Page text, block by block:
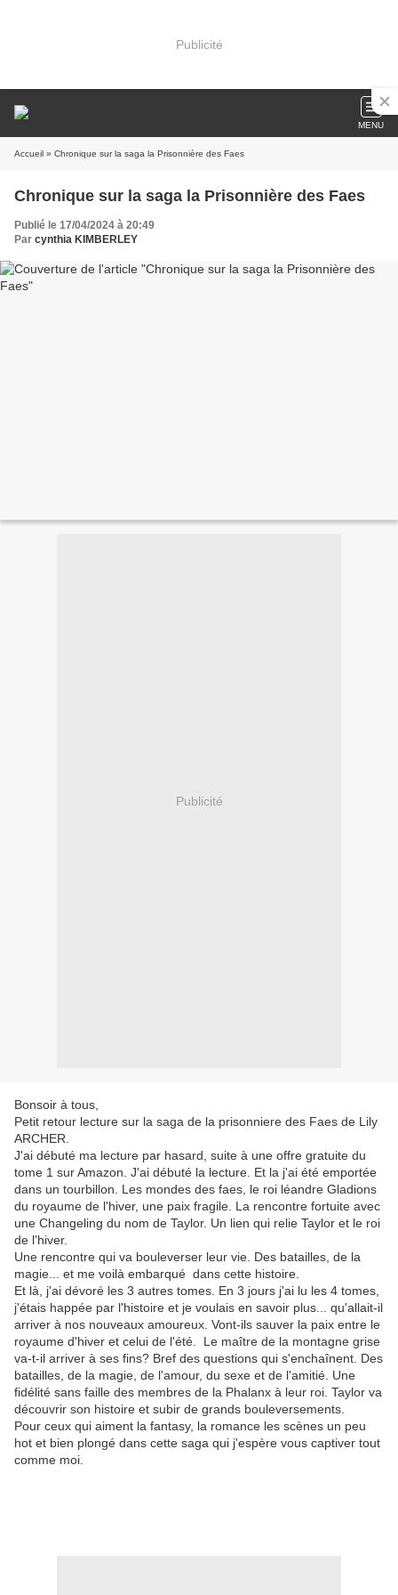
Publicité
MENU
Accueil » Chronique sur la saga la Prisonnière des Faes
Chronique sur la saga la Prisonnière des Faes
Publié le 17/04/2024 à 20:49
Par cynthia KIMBERLEY
Publicité
Bonsoir à tous,
Petit retour lecture sur la saga de la prisonniere des Faes de Lily
ARCHER.
J'ai débuté ma lecture par hasard, suite à une offre gratuite du
tome 1 sur Amazon. J'ai débuté la lecture. Et la j'ai été emportée
dans un tourbillon. Les mondes des faes, le roi léandre Gladions
du royaume de l'hiver, une paix fragile. La rencontre fortuite avec
une Changeling du nom de Taylor. Un lien qui relie Taylor et le roi
de l'hiver.
Une rencontre qui va bouleverser leur vie. Des batailles, de la
magie... et me voilà embarqué dans cette histoire.
Et là, j'ai dévoré les 3 autres tomes. En 3 jours j'ai lu les 4 tomes,
j'étais happée par l'histoire et je voulais en savoir plus... qu'allait-il
arriver à nos nouveaux amoureux. Vont-ils sauver la paix entre le
royaume d'hiver et celui de l'été. Le maître de la montagne grise
va-t-il arriver à ses fins? Bref des questions qui s'enchaînent. Des
batailles, de la magie, de l'amour, du sexe et de l'amitié. Une
fidélité sans faille des membres de la Phalanx à leur roi. Taylor va
découvrir son histoire et subir de grands bouleversements.
Pour ceux qui aiment la fantasy, la romance les scènes un peu
hot et bien plongé dans cette saga qui j'espère vous captiver tout
comme moi.